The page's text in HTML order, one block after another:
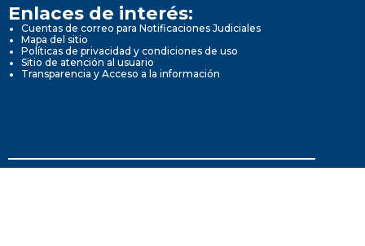
Enlaces de interés:
Cuentas de correo para Notificaciones Judiciales
Mapa del sitio
Políticas de privacidad y condiciones de uso
Sitio de atención al usuario
Transparencia y Acceso a la información